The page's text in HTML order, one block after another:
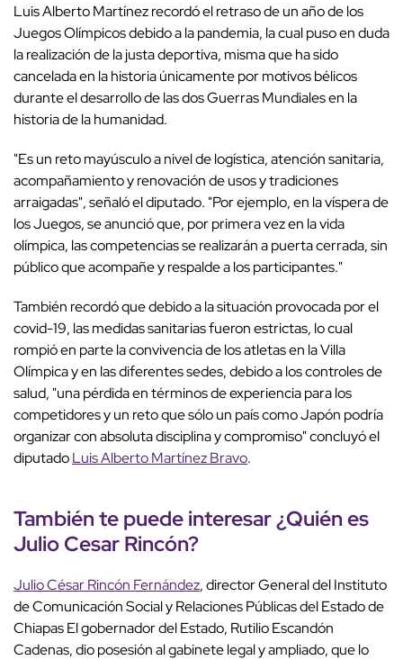
Luis Alberto Martínez recordó el retraso de un año de los
Juegos Olímpicos debido a la pandemia, la cual puso en duda
la realización de la justa deportiva, misma que ha sido
cancelada en la historia únicamente por motivos bélicos
durante el desarrollo de las dos Guerras Mundiales en la
historia de la humanidad.
"Es un reto mayúsculo a nivel de logística, atención sanitaria,
acompañamiento y renovación de usos y tradiciones
arraigadas", señaló el diputado. "Por ejemplo, en la víspera de
los Juegos, se anunció que, por primera vez en la vida
olímpica, las competencias se realizarán a puerta cerrada, sin
público que acompañe y respalde a los participantes."
También recordó que debido a la situación provocada por el
covid-19, las medidas sanitarias fueron estrictas, lo cual
rompió en parte la convivencia de los atletas en la Villa
Olímpica y en las diferentes sedes, debido a los controles de
salud, "una pérdida en términos de experiencia para los
competidores y un reto que sólo un país como Japón podría
organizar con absoluta disciplina y compromiso" concluyó el
diputadoLuis Alberto Martínez Bravo.
También te puede interesar ¿Quién es
Julio Cesar Rincón?
Julio César Rincón Fernández, director General del Instituto
de Comunicación Social y Relaciones Públicas del Estado de
Chiapas El gobernador del Estado, Rutilio Escandón
Cadenas, dio posesión al gabinete legal y ampliado, que lo